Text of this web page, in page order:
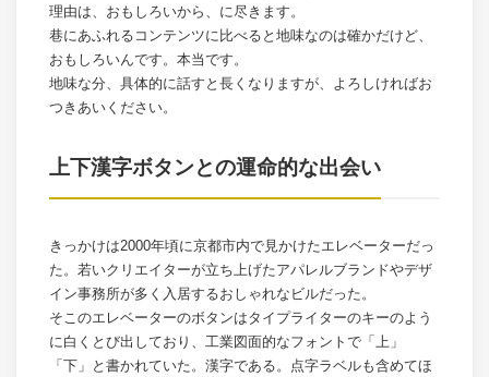
理由は、おもしろいから、に尽きます。
巷にあふれるコンテンツに比べると地味なのは確かだけど、
おもしろいんです。本当です。
地味な分、具体的に話すと長くなりますが、よろしければお
つきあいください。
上下漢字ボタンとの運命的な出会い
きっかけは2000年頃に京都市内で見かけたエレベーターだっ
た。若いクリエイターが立ち上げたアパレルブランドやデザ
イン事務所が多く入居するおしゃれなビルだった。
そこのエレベーターのボタンはタイプライターのキーのよう
に白くとび出しており、工業図面的なフォントで「上」
「下」と書かれていた。漢字である。点字ラベルも含めてほ